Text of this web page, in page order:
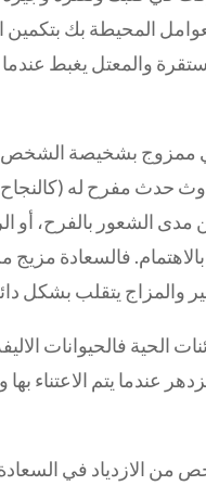
المحيطة بك
والمعتل يغبط
ممزوج بشخيصة الشخص
حدث مفرح له (كالنجاح
الشعور بالفرح، أو
بالاهتمام. فالسعادة
والمزاج يتقلب
فالحيوانات
عندما يتم الاعتناء
من الازدياد في